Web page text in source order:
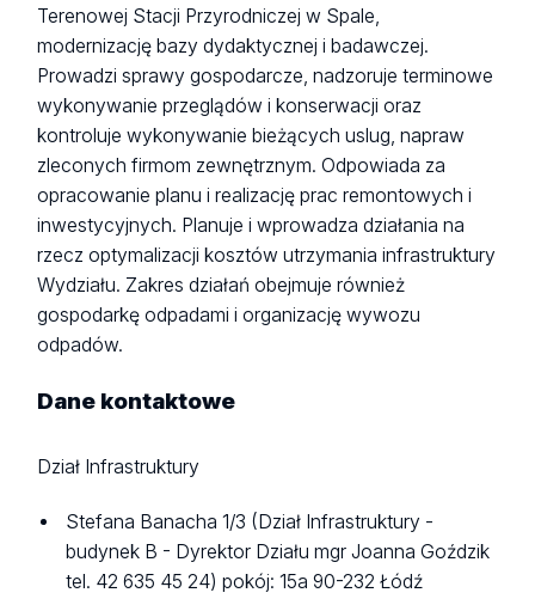
Terenowej Stacji Przyrodniczej w Spale,
modernizację bazy dydaktycznej i badawczej.
Prowadzi sprawy gospodarcze, nadzoruje terminowe
wykonywanie przeglądów i konserwacji oraz
kontroluje wykonywanie bieżących uslug, napraw
zleconych firmom zewnętrznym. Odpowiada za
opracowanie planu i realizację prac remontowych i
inwestycyjnych. Planuje i wprowadza działania na
rzecz optymalizacji kosztów utrzymania infrastruktury
Wydziału. Zakres działań obejmuje również
gospodarkę odpadami i organizację wywozu
odpadów.
Dane kontaktowe
Dział Infrastruktury
Stefana Banacha 1/3 (Dział Infrastruktury -
budynek B - Dyrektor Działu mgr Joanna Goździk
tel. 42 635 45 24)pokój: 15a90-232 Łódź